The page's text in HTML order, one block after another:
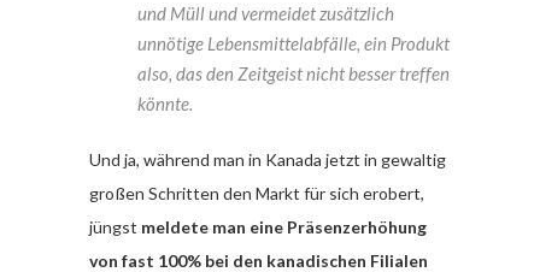
und Müll und vermeidet zusätzlich
unnötige Lebensmittelabfälle, ein Produkt
also, das den Zeitgeist nicht besser treffen
könnte.
Und ja, während man in Kanada jetzt in gewaltig
großen Schritten den Markt für sich erobert,
jüngst meldete man eine Präsenzerhöhung
von fast 100% bei den kanadischen Filialen